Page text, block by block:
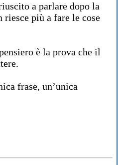
a parlare dopo la
riesce più a fare le cose
è la prova che il
frase, un’unica